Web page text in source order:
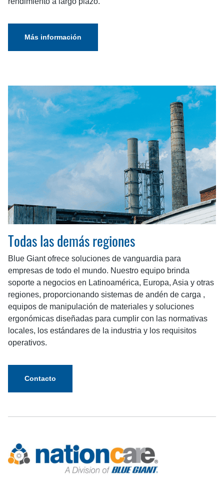
Más información
Todas las demás regiones
Blue Giant ofrece soluciones de vanguardia para
empresas de todo el mundo. Nuestro equipo brinda
soporte a negocios en Latinoamérica, Europa, Asia y otras
regiones, proporcionando sistemas de andén de carga ,
equipos de manipulación de materiales y soluciones
ergonómicas diseñadas para cumplir con las normativas
locales, los estándares de la industria y los requisitos
operativos.
Contacto